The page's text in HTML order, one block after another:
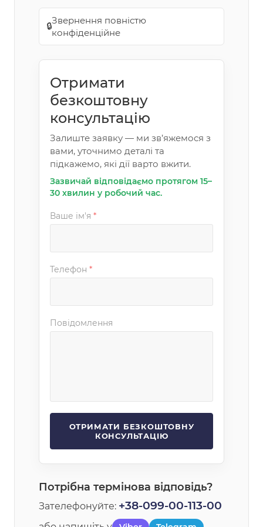
🔒
Звернення повністю
конфіденційне
Отримати
безкоштовну
консультацію
Залиште заявку — ми зв’яжемося з
вами, уточнимо деталі та
підкажемо, які дії варто вжити.
Зазвичай відповідаємо протягом 15–
30 хвилин у робочий час.
Ваше ім'я *
Телефон *
Повідомлення
Потрібна термінова відповідь?
Зателефонуйте: +38-099-00-113-00